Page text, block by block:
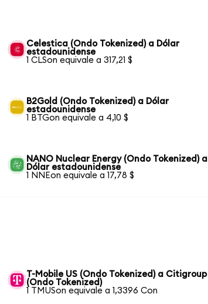
Celestica (Ondo Tokenized) a Dólar
estadounidense
1 CLSon equivale a 317,21 $
B2Gold (Ondo Tokenized) a Dólar
estadounidense
1 BTGon equivale a 4,10 $
NANO Nuclear Energy (Ondo Tokenized) a
Dólar estadounidense
1 NNEon equivale a 17,78 $
T-Mobile US (Ondo Tokenized) a Citigroup
(Ondo Tokenized)
1 TMUSon equivale a 1,3396 Con